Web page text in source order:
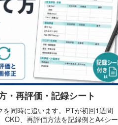
・再評価・記録シート
同時に追います。PTが初回1週間
CKD、再評価方法を記録例とA4シー